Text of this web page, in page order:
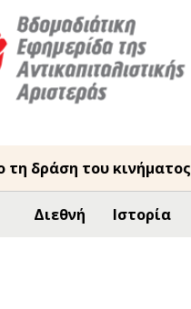
τη δράση του κινήματος
Διεθνή Ιστορία